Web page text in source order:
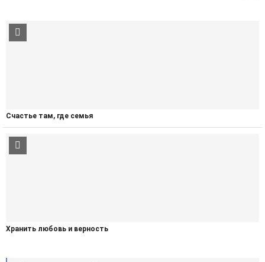
Счастье там, где семья
Хранить любовь и верность